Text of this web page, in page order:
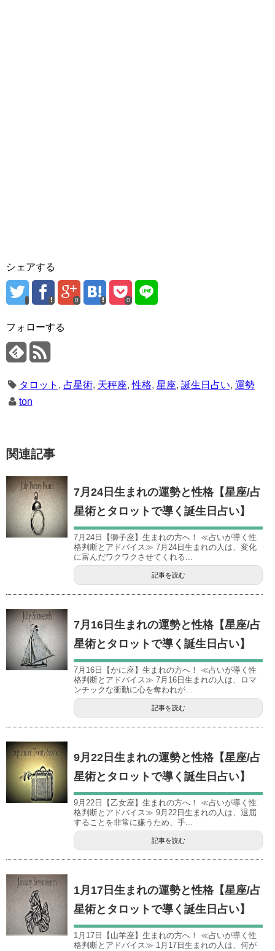
シェアする
0 0
フォローする
タロット , 占星術, 天秤座,性格, 星座, 誕生日占い, 運勢
ton
関連記事
7月24日生まれの運勢と性格【星座/占
星術とタロットで導く誕生日占い】
7月24日【獅子座】生まれの方へ！ ≪占いが導く性
格判断とアドバイス≫ 7月24日生まれの人は、変化
に富んだワクワクさせてくれる...
記事を読む
7月16日生まれの運勢と性格【星座/占
星術とタロットで導く誕生日占い】
7月16日【かに座】生まれの方へ！ ≪占いが導く性
格判断とアドバイス≫ 7月16日生まれの人は、ロマ
ンチックな衝動に心を奪われが...
記事を読む
9月22日生まれの運勢と性格【星座/占
星術とタロットで導く誕生日占い】
9月22日【乙女座】生まれの方へ！ ≪占いが導く性
格判断とアドバイス≫ 9月22日生まれの人は、退屈
することを非常に嫌うため、手...
記事を読む
1月17日生まれの運勢と性格【星座/占
星術とタロットで導く誕生日占い】
1月17日【山羊座】生まれの方へ！ ≪占いが導く性
格判断とアドバイス≫ 1月17日生まれの人は、何が